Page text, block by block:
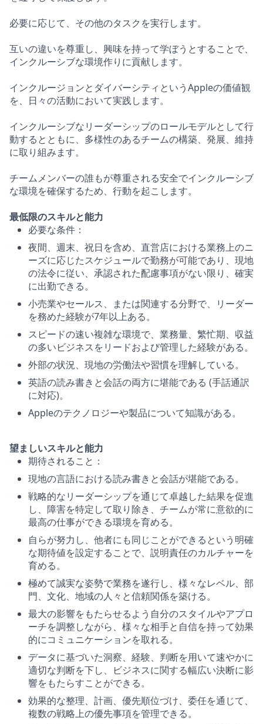
必要に応じて、その他のタスクを実行します。
互いの違いを尊重し、興味を持って学ぼうとすることで、
インクルーシブな環境作りに貢献します。
インクルージョンとダイバーシティというAppleの価値観
を、日々の活動において実践します。
インクルーシブなリーダーシップのロールモデルとして行
動するとともに、多様性のあるチームの構築、発展、維持
に取り組みます。
チームメンバーの誰もが尊重される安全でインクルーシブ
な環境を確保するため、行動を起こします。
最低限のスキルと能力
必要な条件：
夜間、週末、祝日を含め、直営店における業務上のニ
ーズに応じたスケジュールで勤務が可能であり、現地
の法令に従い、承認された配慮事項がない限り、確実
に出勤できる。
小売業やセールス、または関連する分野で、リーダー
を務めた経験が7年以上ある。
スピードの速い複雑な環境で、業務量、繁忙期、収益
の多いビジネスをリードおよび管理した経験がある。
外部の状況、現地の労働法や習慣を理解している。
英語の読み書きと会話の両方に堪能である (手話通訳
に対応)。
Appleのテクノロジーや製品について知識がある。
望ましいスキルと能力
期待されること：
現地の言語における読み書きと会話が堪能である。
戦略的なリーダーシップを通じて卓越した結果を促進
し、障害を特定して取り除き、チームが常に意欲的に
最高の仕事ができる環境を育める。
自らが努力し、他者にも同じことができるという明確
な期待値を設定することで、説明責任のカルチャーを
育める。
極めて誠実な姿勢で業務を遂行し、様々なレベル、部
門、文化、地域の人々と信頼関係を築ける。
最大の影響をもたらせるよう自分のスタイルやアプロ
ーチを調整しながら、様々な相手と自信を持って効果
的にコミュニケーションを取れる。
データに基づいた洞察、経験、判断を用いて速やかに
適切な判断を下し、ビジネスに関する幅広い決断に影
響をもたらすことができる。
効果的な整理、計画、優先順位づけ、委任を通じて、
複数の戦略上の優先事項を管理できる。